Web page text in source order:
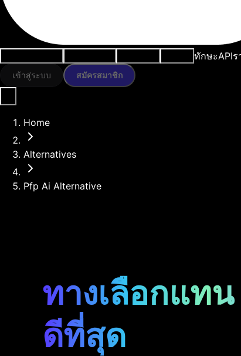
ทักษะAPIร
เข้าสู่ระบบ สมัครสมาชิก
Home
Alternatives
Pfp Ai Alternative
ทางเลือกแท
ดีที่สุด